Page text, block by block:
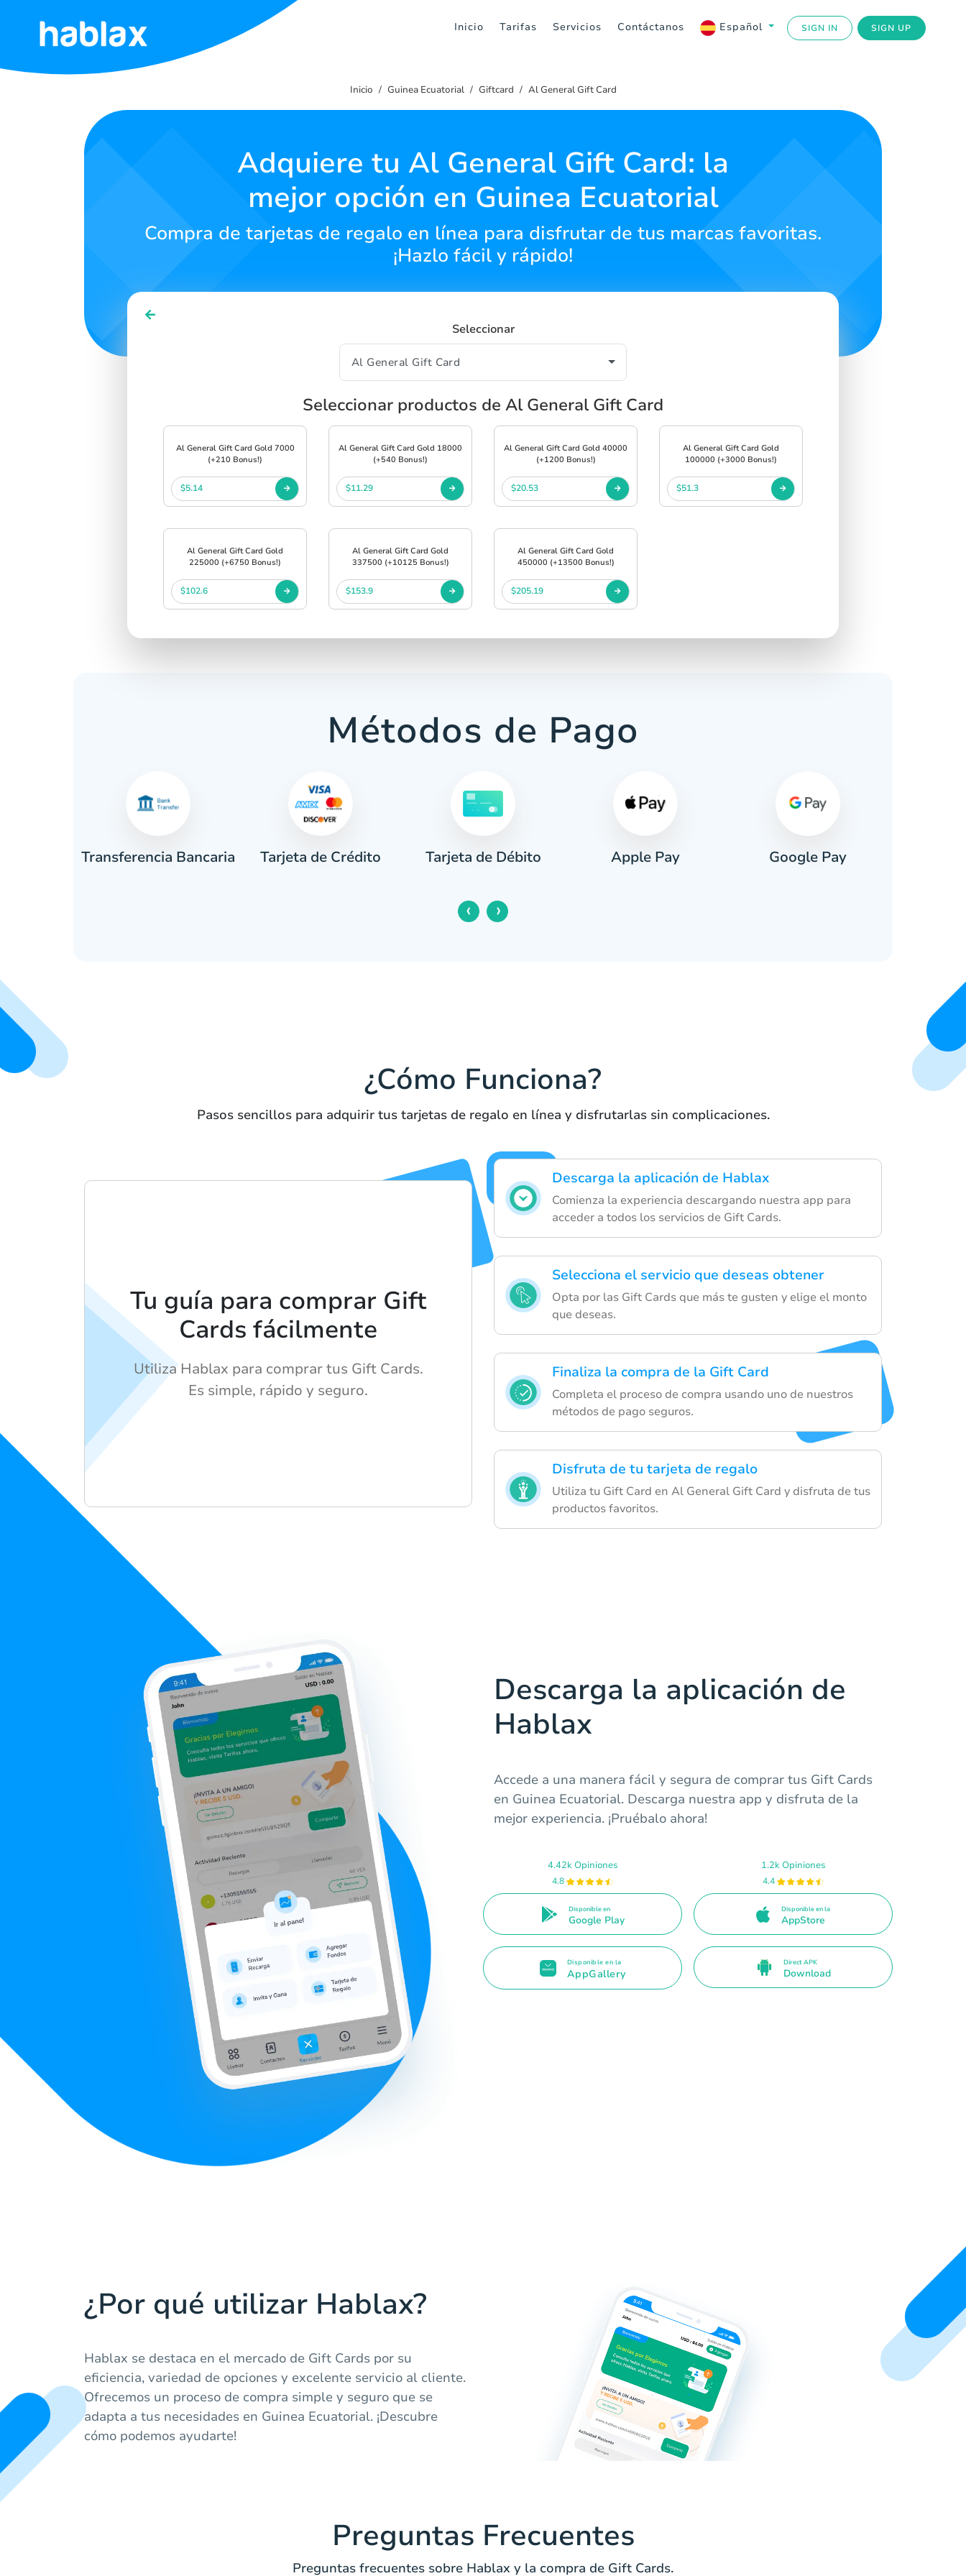
Inicio Tarifas Servicios Contáctanos Español SIGN IN SIGN UP
Inicio
Inicio Guinea Ecuatorial Giftcard Al General Gift Card
Adquiere tu Al General Gift Card: la
mejor opción en Guinea Ecuatorial
Compra de tarjetas de regalo en línea para disfrutar de tus marcas favoritas.
¡Hazlo fácil y rápido!
Seleccionar
Seleccionar productos de Al General Gift Card
Al General Gift Card Gold 7000
(+210 Bonus!)
$5.14
Al General Gift Card Gold 18000
(+540 Bonus!)
$11.29
Al General Gift Card Gold 40000
(+1200 Bonus!)
$20.53
Al General Gift Card Gold
100000 (+3000 Bonus!)
$51.3
Al General Gift Card Gold
225000 (+6750 Bonus!)
$102.6
Al General Gift Card Gold
337500 (+10125 Bonus!)
$153.9
Al General Gift Card Gold
450000 (+13500 Bonus!)
$205.19
Métodos de Pago
Transferencia Bancaria Tarjeta de Crédito Tarjeta de Débito Apple Pay Google Pay
‹ ›
¿Cómo Funciona?
Pasos sencillos para adquirir tus tarjetas de regalo en línea y disfrutarlas sin complicaciones.
Descarga la aplicación de Hablax
Comienza la experiencia descargando nuestra app para
acceder a todos los servicios de Gift Cards.
Selecciona el servicio que deseas obtener
Opta por las Gift Cards que más te gusten y elige el monto
que deseas.
Finaliza la compra de la Gift Card
Completa el proceso de compra usando uno de nuestros
métodos de pago seguros.
Disfruta de tu tarjeta de regalo
Utiliza tu Gift Card en Al General Gift Card y disfruta de tus
productos favoritos.
Tu guía para comprar Gift
Cards fácilmente
Utiliza Hablax para comprar tus Gift Cards.
Es simple, rápido y seguro.
Descarga la aplicación de
Hablax
Accede a una manera fácil y segura de comprar tus Gift Cards
en Guinea Ecuatorial. Descarga nuestra app y disfruta de la
mejor experiencia. ¡Pruébalo ahora!
4.42k Opiniones
4.8
Disponible en
Google Play
1.2k Opiniones
4.4
Disponible en la
AppStore
Disponible en la
AppGallery
Direct APK
Download
¿Por qué utilizar Hablax?
Hablax se destaca en el mercado de Gift Cards por su
eficiencia, variedad de opciones y excelente servicio al cliente.
Ofrecemos un proceso de compra simple y seguro que se
adapta a tus necesidades en Guinea Ecuatorial. ¡Descubre
cómo podemos ayudarte!
Preguntas Frecuentes
Preguntas frecuentes sobre Hablax y la compra de Gift Cards.